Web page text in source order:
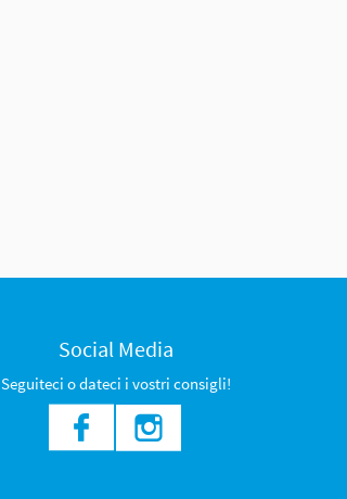
Social Media
Seguiteci o dateci i vostri consigli!